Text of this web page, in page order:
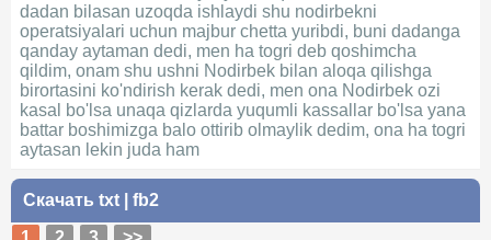
dadan bilasan uzoqda ishlaydi shu nodirbekni
operatsiyalari uchun majbur chetta yuribdi, buni dadanga
qanday aytaman dedi, men ha togri deb qoshimcha
qildim, onam shu ushni Nodirbek bilan aloqa qilishga
birortasini ko'ndirish kerak dedi, men ona Nodirbek ozi
kasal bo'lsa unaqa qizlarda yuqumli kassallar bo'lsa yana
battar boshimizga balo ottirib olmaylik dedim, ona ha togri
aytasan lekin juda ham
Скачать txt
fb2